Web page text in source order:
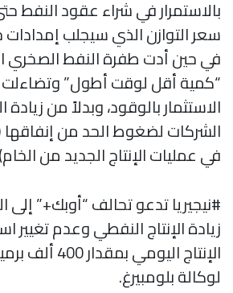
بالاستمرار في شراء عقود النفط
سعر التوازن الذي سيجلب إمدادات
في حين أدت طفرة النفط الصخري
“كمية أقل لوقت أطول” وتضاءلت
الاستثمار بالوقود، وبدلاً من
الشركات لضغوط الحد من إنفاقها
في عمليات الإنتاج الجديد من
#نيجيريا تدعو تحالف “أوبك+” إلى
زيادة الإنتاج النفطي وعدم تغيير
الإنتاج اليومي
لوكالة بلومبيرغ.